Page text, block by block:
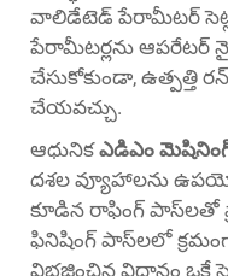
వాలిడేటెడ్ పేరామీటర్
పేరామీటర్లను ఆపరేటర్
చేసుకోకుండా, ఉత్పత్తి
చేయవచ్చు.
ఆధునికఎడిఎం
దశల వ్యూహాలను
కూడిన రాఫింగ్ పాస్‌లతో
ఫినిషింగ్ పాస్‌లలో
విభజించిన విధానం